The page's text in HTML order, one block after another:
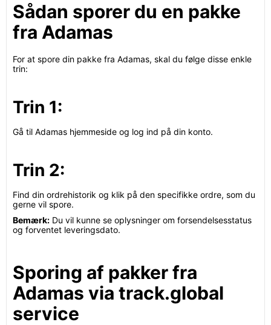
Sådan sporer du en pakke
fra Adamas
For at spore din pakke fra Adamas, skal du følge disse enkle
trin:
Trin 1:
Gå til Adamas hjemmeside og log ind på din konto.
Trin 2:
Find din ordrehistorik og klik på den specifikke ordre, som du
gerne vil spore.
Bemærk: Du vil kunne se oplysninger om forsendelsesstatus
og forventet leveringsdato.
Sporing af pakker fra
Adamas via track.global
service